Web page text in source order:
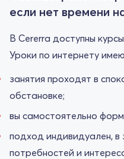
если нет времени
В Cererra доступны
Уроки по интернету
занятия проходят в
обстановке;
вы самостоятельно
подход индивидуален, в
потребностей и